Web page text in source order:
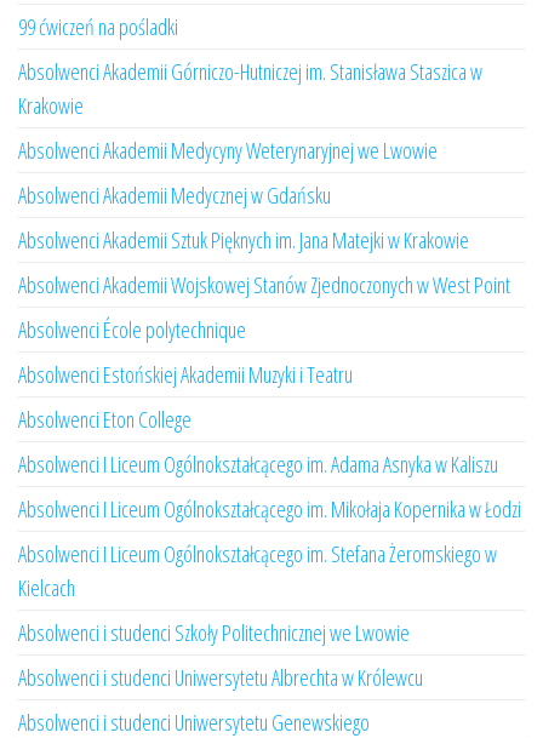
99 ćwiczeń na pośladki
Absolwenci Akademii Górniczo-Hutniczej im. Stanisława Staszica w
Krakowie
Absolwenci Akademii Medycyny Weterynaryjnej we Lwowie
Absolwenci Akademii Medycznej w Gdańsku
Absolwenci Akademii Sztuk Pięknych im. Jana Matejki w Krakowie
Absolwenci Akademii Wojskowej Stanów Zjednoczonych w West Point
Absolwenci École polytechnique
Absolwenci Estońskiej Akademii Muzyki i Teatru
Absolwenci Eton College
Absolwenci I Liceum Ogólnokształcącego im. Adama Asnyka w Kaliszu
Absolwenci I Liceum Ogólnokształcącego im. Mikołaja Kopernika w Łodzi
Absolwenci I Liceum Ogólnokształcącego im. Stefana Żeromskiego w
Kielcach
Absolwenci i studenci Szkoły Politechnicznej we Lwowie
Absolwenci i studenci Uniwersytetu Albrechta w Królewcu
Absolwenci i studenci Uniwersytetu Genewskiego